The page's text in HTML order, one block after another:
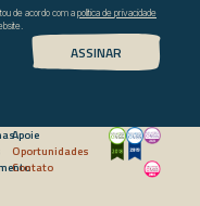
de acordo com a política de privacidade
Apoie
Oportunidades
Contato